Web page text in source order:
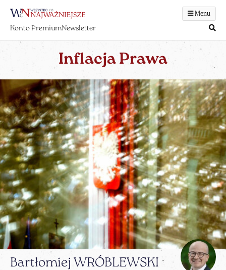
Menu
Konto PremiumNewsletter
Inflacja Prawa
Bartłomiej WRÓBLEWSKI